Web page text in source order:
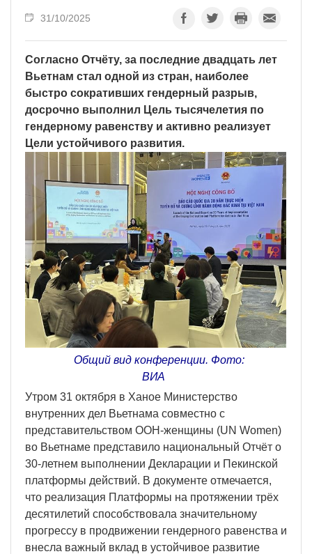
31/10/2025
Согласно Отчёту, за последние двадцать лет
Вьетнам стал одной из стран, наиболее
быстро сокративших гендерный разрыв,
досрочно выполнил Цель тысячелетия по
гендерному равенству и активно реализует
Цели устойчивого развития.
Общий вид конференции. Фото:
ВИА
Утром 31 октября в Ханое Министерство
внутренних дел Вьетнама совместно с
представительством ООН-женщины (UN Women)
во Вьетнаме представило национальный Отчёт о
30-летнем выполнении Декларации и Пекинской
платформы действий. В документе отмечается,
что реализация Платформы на протяжении трёх
десятилетий способствовала значительному
прогрессу в продвижении гендерного равенства и
внесла важный вклад в устойчивое развитие